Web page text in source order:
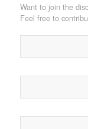
Want to join the
Feel free to